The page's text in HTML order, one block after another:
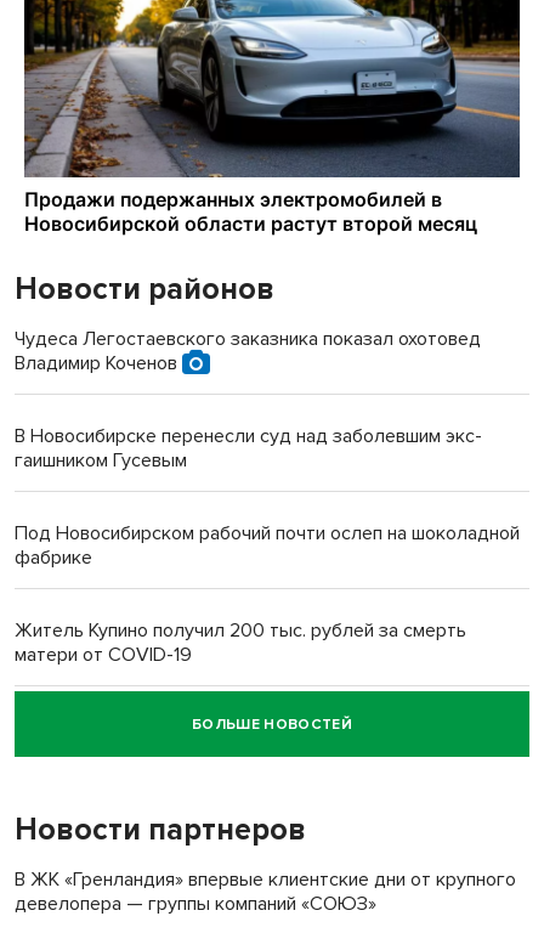
Новости районов
Чудеса Легостаевского заказника показал охотовед
Владимир Коченов
В Новосибирске перенесли суд над заболевшим экс-
гаишником Гусевым
Под Новосибирском рабочий почти ослеп на шоколадной
фабрике
Житель Купино получил 200 тыс. рублей за смерть
матери от COVID-19
Новосибирский суд наказал водителя за смерть
пенсионерки на вокзале
«Мы живём на пастбище!»: в новосибирском селе лошади
терроризируют жителей
БОЛЬШЕ НОВОСТЕЙ
Новости партнеров
В ЖК «Гренландия» впервые клиентские дни от крупного
девелопера — группы компаний «СОЮЗ»